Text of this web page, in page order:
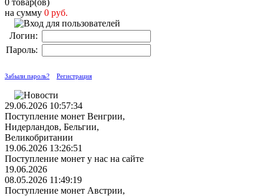
0 товар(ов)
на сумму 0 руб.
Логин:
Пароль:
Забыли пароль? Регистрация
29.06.2026 10:57:34
Поступление монет Венгрии,
Нидерландов, Бельгии,
Великобритании
19.06.2026 13:26:51
Поступление монет у нас на сайте
19.06.2026
08.05.2026 11:49:19
Поступление монет Австрии,